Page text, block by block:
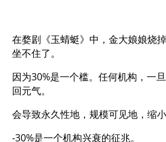
在婺剧《玉蜻蜓》中，金大娘娘烧
坐不住了。
因为30%是一个槛。任何机构，一
回元气。
会导致永久性地，规模可见地，缩小
-30%是一个机构兴衰的征兆。